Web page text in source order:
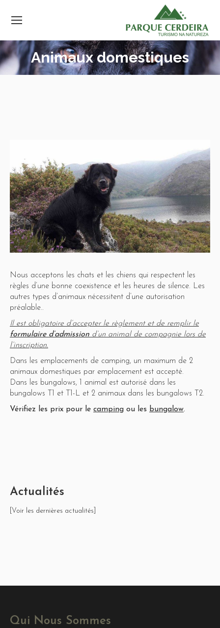
Animaux domestiques
Nous acceptons les chats et les chiens qui respectent les
règles d’une bonne coexistence et les heures de silence. Les
autres types d’animaux nécessitent d’une autorisation
préalable..
Il est obligatoire d’accepter le règlement et de remplir le
formulaire d’admission d’un animal de compagnie lors de
l’inscription.
Dans les emplacements de camping, un maximum de 2
animaux domestiques par emplacement est accepté.
Dans les bungalows, 1 animal est autorisé dans les
bungalows T1 et T1-L et 2 animaux dans les bungalows T2.
Vérifiez les prix pour le camping ou les bungalow.
Actualités
[Voir les dernières actualités]
Qui Nous Sommes